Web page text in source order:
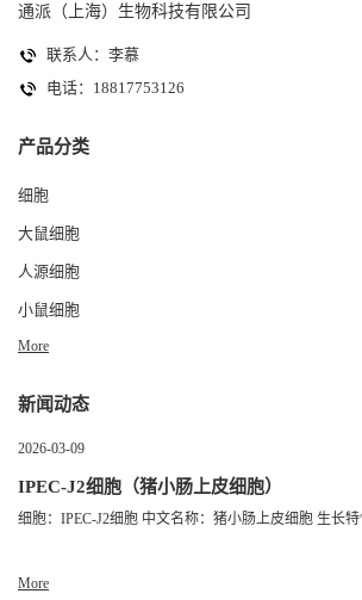
通派（上海）生物科技有限公司
联系人：李慕
电话：18817753126
产品分类
细胞
大鼠细胞
人源细胞
小鼠细胞
More
新闻动态
2026-03-09
IPEC-J2细胞（猪小肠上皮细胞）
细胞：IPEC-J2细胞 中文名称：猪小肠上皮细胞 生长特
More